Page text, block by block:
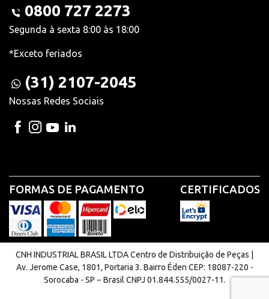
0800 727 2273
Segunda à sexta 8:00 às 18:00
*Exceto feriados
(31) 2107-2045
Nossas Redes Sociais
FORMAS DE PAGAMENTO CERTIFICADOS
CNH INDUSTRIAL BRASIL LTDA Centro de Distribuição de Peças |
Av. Jerome Case, 1801, Portaria 3. Bairro Éden CEP: 18087-220 -
Sorocaba - SP − Brasil CNPJ 01.844.555/0027-11.